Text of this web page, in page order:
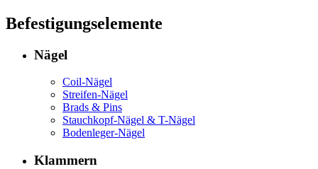
Befestigungselemente
Nägel
Coil-Nägel
Streifen-Nägel
Brads & Pins
Stauchkopf-Nägel & T-Nägel
Bodenleger-Nägel
Klammern